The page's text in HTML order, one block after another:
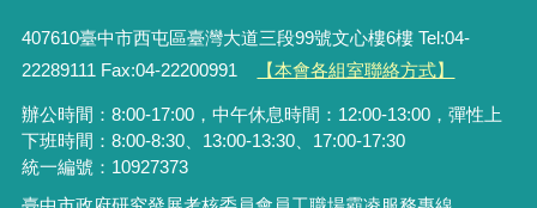
407610臺中市西屯區臺灣大道三段99號文心樓6樓 Tel:04-
22289111 Fax:04-22200991
【本會各組室聯絡方式】
辦公時間：8:00-17:00，中午休息時間：12:00-13:00，彈性上
下班時間：8:00-8:30、13:00-13:30、17:00-17:30
統一編號：10927373